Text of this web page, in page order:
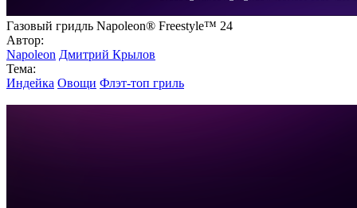
Газовый гридль Napoleon® Freestyle™ 24
Автор:
Napoleon Дмитрий Крылов
Тема:
Индейка Овощи Флэт-топ гриль